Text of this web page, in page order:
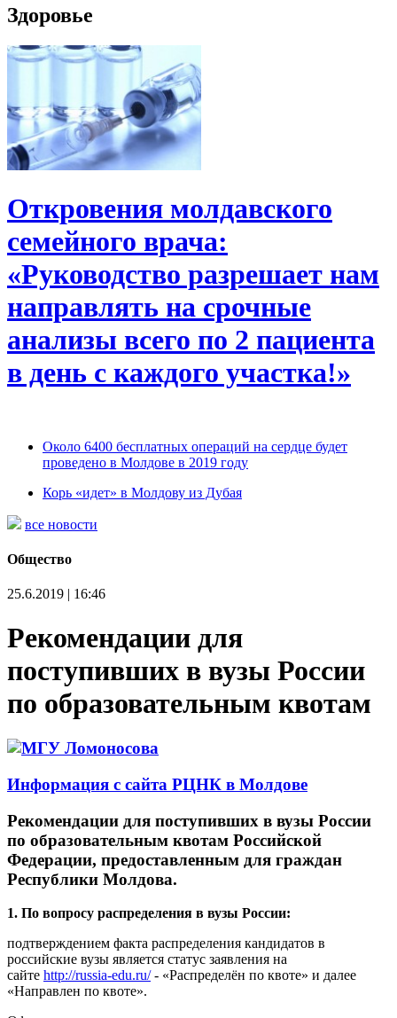
Здоровье
Откровения молдавского
семейного врача:
«Руководство разрешает нам
направлять на срочные
анализы всего по 2 пациента
в день с каждого участка!»
Около 6400 бесплатных операций на сердце будет
проведено в Молдове в 2019 году
Корь «идет» в Молдову из Дубая
все новости
Общество
25.6.2019 | 16:46
Рекомендации для
поступивших в вузы России
по образовательным квотам
Информация с сайта РЦНК в Молдове
Рекомендации для поступивших в вузы России
по образовательным квотам Российской
Федерации, предоставленным для граждан
Республики Молдова.
1. По вопросу распределения в вузы России:
подтверждением факта распределения кандидатов в
российские вузы является статус заявления на
сайте http://russia-edu.ru/- «Распределён по квоте» и далее
«Направлен по квоте».